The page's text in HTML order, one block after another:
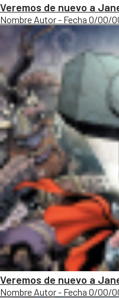
Veremos de nuevo a
Nombre Autor - Fecha 0/00/
Veremos de nuevo a
Nombre Autor - Fecha 0/00/